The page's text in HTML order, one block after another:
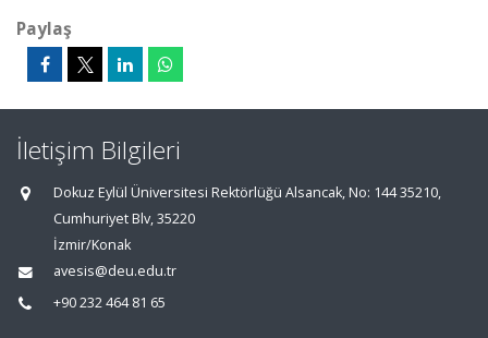
Paylaş
İletişim Bilgileri
Dokuz Eylül Üniversitesi Rektörlüğü Alsancak, No: 144 35210,
Cumhuriyet Blv, 35220
İzmir/Konak
avesis@deu.edu.tr
+90 232 464 81 65